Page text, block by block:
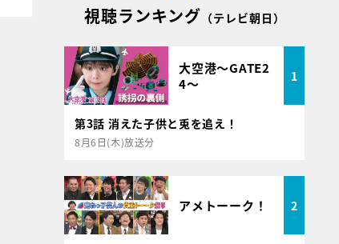
視聴ランキング （テレビ朝日）
大空港～GATE2
4～
1
第3話 消えた子供と兎を追え！
8月6日(木)放送分
アメトーーク！ 2